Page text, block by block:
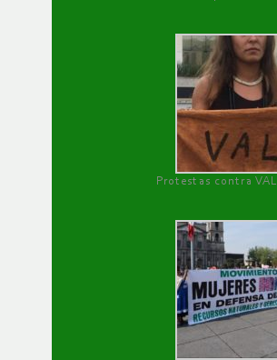
Protestas contra